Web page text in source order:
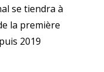
se tiendra à
la première
2019